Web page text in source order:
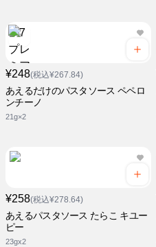
¥248(税込¥267.84)
あえるだけのパスタソース ペペロ
ンチーノ
21g×2
¥258(税込¥278.64)
あえるパスタソース たらこ キユー
ピー
23gx2